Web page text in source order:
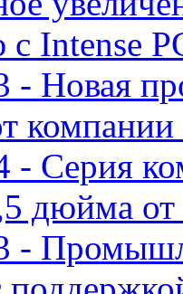
с Intense
- Новая
- Серия
дюйма
-